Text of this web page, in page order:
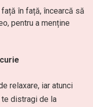
în față, încearcă să
pentru a menține
relaxare, iar atunci
distragi de la